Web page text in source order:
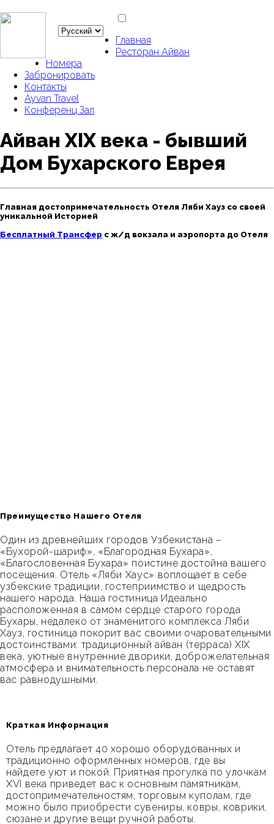
Главная
Ресторан Айван
Номера
Забронировать
Контакты
Ayvan Travel
Конференц Зал
Айван XIX века - бывший
Дом Бухарского Еврея
Главная достопримечательность Отеля Ляби Хауз со своей
уникальной Историей
Бесплатный Трансфер с ж/д вокзала и аэропорта до Отеля
Преимущество Нашего Отеля
Один из древнейших городов Узбекистана –
«Бухорой-шариф», «Благородная Бухара»,
«Благословенная Бухара» поистине достойна вашего
посещения. Отель «Ляби Хаус» воплощает в себе
узбекские традиции, гостеприимство и щедрость
нашего народа. Наша гостиница Идеально
расположенная в самом сердце старого города
Бухары, недалеко от знаменитого комплекса Ляби
Хауз, гостиница покорит вас своими очаровательными
достоинствами: традиционный айван (терраса) XIX
века, уютные внутренние дворики, доброжелательная
атмосфера и внимательность персонала не оставят
вас равнодушными.
Краткая Информация
Отель предлагает 40 хорошо оборудованных и
традиционно оформленных номеров, где вы
найдете уют и покой. Приятная прогулка по улочкам
XVI века приведет вас к основным памятникам,
достопримечательностям, торговым куполам, где
можно было приобрести сувениры, ковры, коврики,
сюзане и другие вещи ручной работы.